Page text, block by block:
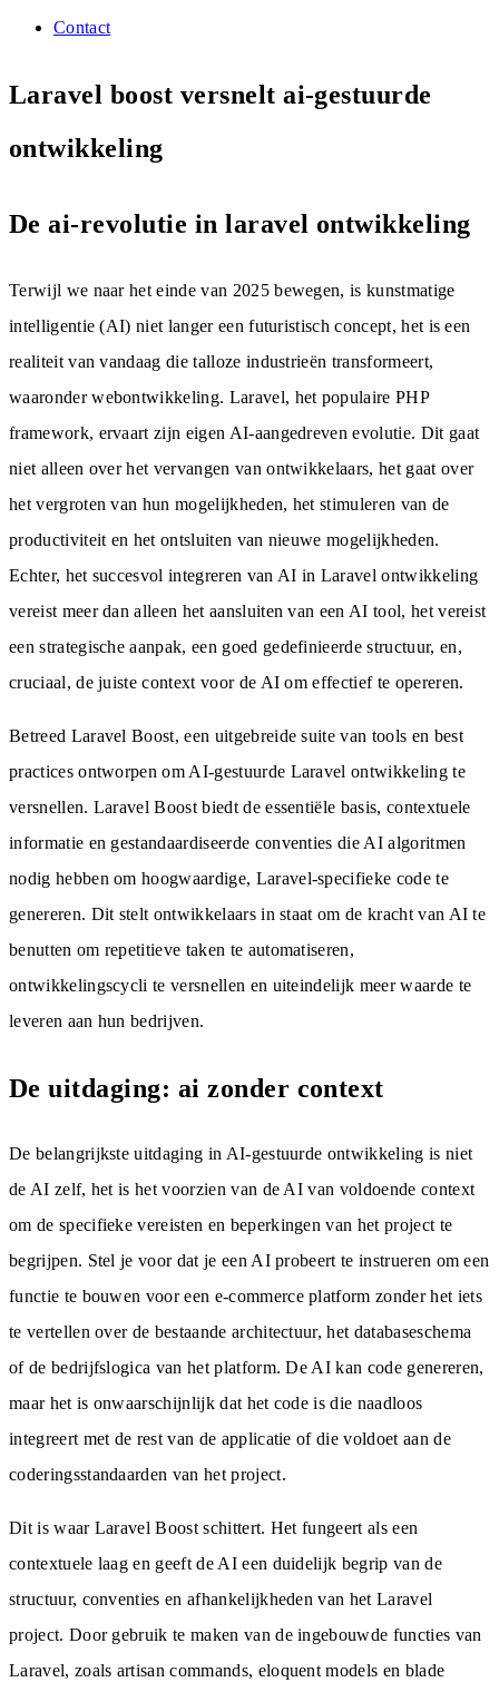
Contact
Laravel boost versnelt ai-gestuurde
ontwikkeling
De ai-revolutie in laravel ontwikkeling
Terwijl we naar het einde van 2025 bewegen, is kunstmatige
intelligentie (AI) niet langer een futuristisch concept, het is een
realiteit van vandaag die talloze industrieën transformeert,
waaronder webontwikkeling. Laravel, het populaire PHP
framework, ervaart zijn eigen AI-aangedreven evolutie. Dit gaat
niet alleen over het vervangen van ontwikkelaars, het gaat over
het vergroten van hun mogelijkheden, het stimuleren van de
productiviteit en het ontsluiten van nieuwe mogelijkheden.
Echter, het succesvol integreren van AI in Laravel ontwikkeling
vereist meer dan alleen het aansluiten van een AI tool, het vereist
een strategische aanpak, een goed gedefinieerde structuur, en,
cruciaal, de juiste context voor de AI om effectief te opereren.
Betreed Laravel Boost, een uitgebreide suite van tools en best
practices ontworpen om AI-gestuurde Laravel ontwikkeling te
versnellen. Laravel Boost biedt de essentiële basis, contextuele
informatie en gestandaardiseerde conventies die AI algoritmen
nodig hebben om hoogwaardige, Laravel-specifieke code te
genereren. Dit stelt ontwikkelaars in staat om de kracht van AI te
benutten om repetitieve taken te automatiseren,
ontwikkelingscycli te versnellen en uiteindelijk meer waarde te
leveren aan hun bedrijven.
De uitdaging: ai zonder context
De belangrijkste uitdaging in AI-gestuurde ontwikkeling is niet
de AI zelf, het is het voorzien van de AI van voldoende context
om de specifieke vereisten en beperkingen van het project te
begrijpen. Stel je voor dat je een AI probeert te instrueren om een
functie te bouwen voor een e-commerce platform zonder het iets
te vertellen over de bestaande architectuur, het databaseschema
of de bedrijfslogica van het platform. De AI kan code genereren,
maar het is onwaarschijnlijk dat het code is die naadloos
integreert met de rest van de applicatie of die voldoet aan de
coderingsstandaarden van het project.
Dit is waar Laravel Boost schittert. Het fungeert als een
contextuele laag en geeft de AI een duidelijk begrip van de
structuur, conventies en afhankelijkheden van het Laravel
project. Door gebruik te maken van de ingebouwde functies van
Laravel, zoals artisan commands, eloquent models en blade